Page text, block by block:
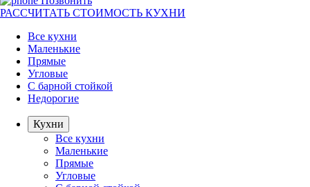
РАССЧИТАТЬ СТОИМОСТЬ КУХНИ
Все кухни
Маленькие
Прямые
Угловые
С барной стойкой
Недорогие
Кухни
Все кухни
Маленькие
Прямые
Угловые